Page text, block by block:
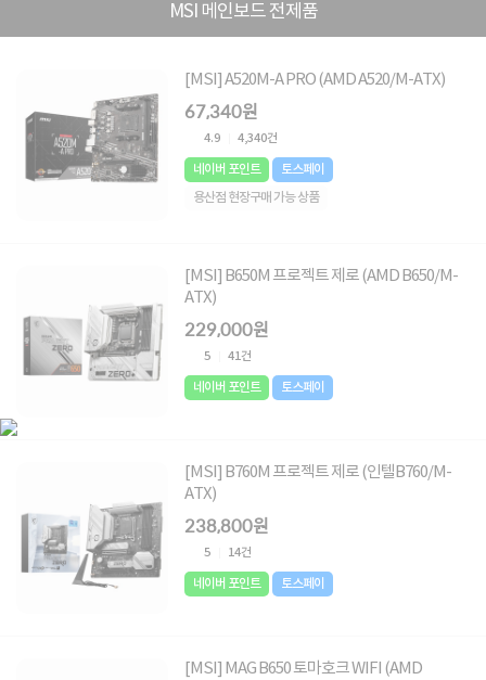
MSI 메인보드 전제품
[MSI] A520M-A PRO (AMD A520/M-ATX)
67,340원
4.9 4,340건
네이버 포인트
토스페이
용산점 현장구매 가능 상품
[MSI] B650M 프로젝트 제로 (AMD B650/M-
ATX)
229,000원
5 41건
네이버 포인트 토스페이
[MSI] B760M 프로젝트 제로 (인텔B760/M-
ATX)
238,800원
5 14건
네이버 포인트 토스페이
[MSI] MAG B650 토마호크 WIFI (AMD